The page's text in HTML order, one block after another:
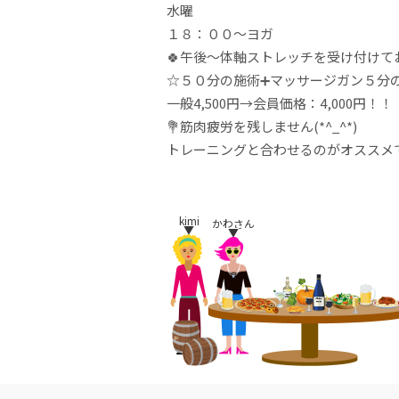
水曜
１８：００～ヨガ
🍀午後～体軸ストレッチを受け付けて
☆５０分の施術➕マッサージガン５分
一般4,500円→会員価格：4,000円！！
💐筋肉疲労を残しません(*^_^*)
トレーニングと合わせるのがオススメ
kimi
▼ かわさん
▼